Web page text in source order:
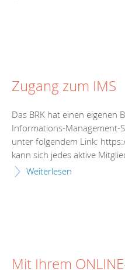
Zugang zum IMS
Das BRK hat einen eigenen
Informations-Management-
unter folgendem Link:
kann sich jedes aktive
Weiterlesen
Mit Ihrem